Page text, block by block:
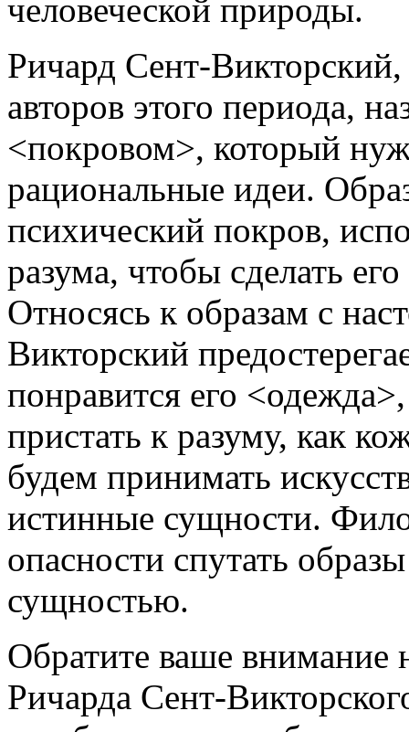
человеческой природы.
Ричард Сент-
авторов этого периода,
<покровом>, который
рациональные идеи.
психический покров,
разума, чтобы сделать
Относясь к образам с
Викторский
понравится его
пристать к разуму, как
будем принимать
истинные сущности.
опасности спутать
сущностью.
Обратите ваше внимание
Ричарда Сент-